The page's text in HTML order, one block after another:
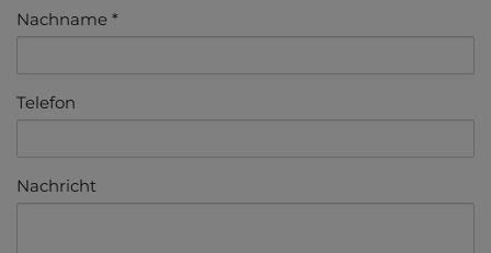
Nachname
Telefon
Nachricht